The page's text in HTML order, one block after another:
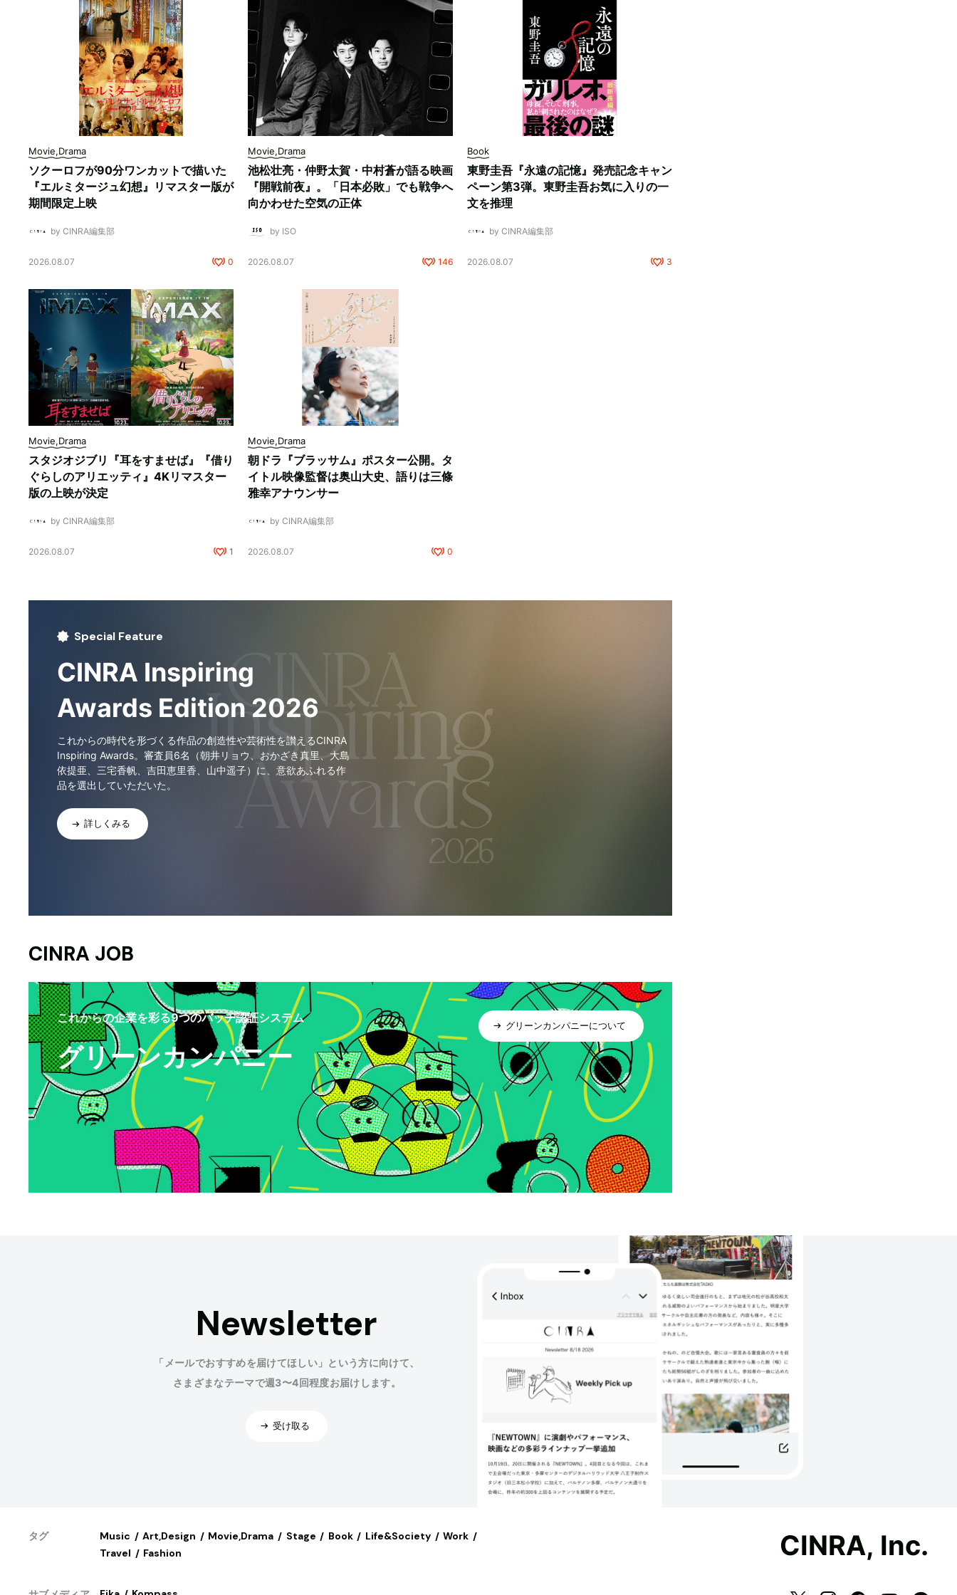
Movie,Drama
ソクーロフが90分ワンカットで描いた
『エルミタージュ幻想』リマスター版が
期間限定上映
by CINRA編集部
2026.08.07 0
Movie,Drama
池松壮亮・仲野太賀・中村蒼が語る映画
『開戦前夜』。「日本必敗」でも戦争へ
向かわせた空気の正体
by ISO
2026.08.07 146
Book
東野圭吾『永遠の記憶』発売記念キャン
ペーン第3弾。東野圭吾お気に入りの一
文を推理
by CINRA編集部
2026.08.07 3
Movie,Drama
スタジオジブリ『耳をすませば』『借り
ぐらしのアリエッティ』4Kリマスター
版の上映が決定
by CINRA編集部
2026.08.07 1
Movie,Drama
朝ドラ『ブラッサム』ポスター公開。タ
イトル映像監督は奥山大史、語りは三條
雅幸アナウンサー
by CINRA編集部
2026.08.07 0
Special Feature
CINRA Inspiring
Awards Edition 2026
これからの時代を形づくる作品の創造性や芸術性を讃えるCINRA
Inspiring Awards。審査員6名（朝井リョウ、おかざき真里、大島
依提亜、三宅香帆、吉田恵里香、山中遥子）に、意欲あふれる作
品を選出していただいた。
詳しくみる
CINRA JOB
これからの企業を彩る9つのバッヂ認証システム
グリーンカンパニー
グリーンカンパニーについて
Newsletter
「メールでおすすめを届けてほしい」という方に向けて、
さまざまなテーマで週3〜4回程度お届けします。
受け取る
タグ Music Art,Design Movie,Drama Stage Book Life&Society
Work
Travel
Fashion CINRA, Inc.